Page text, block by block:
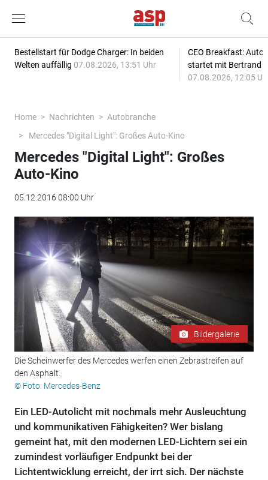
Bestellstart für Dodge Charger: In beiden
Welten auffällig 07.08.2026, 13:51 Uhr
CEO Breakfast:
startet mit Bertrand
07.08.2026, 12:05
Home Nachrichten
Autobranche
Mercedes "Digital Light": Großes Auto-Kino
Mercedes "Digital Light": Großes
Auto-Kino
05.12.2016 08:00 Uhr
Bildergalerie
Die Scheinwerfer des Mercedes werfen einen Zebrastreifen auf
den Asphalt.
© Foto: Mercedes-Benz
Ein LED-Autolicht mit nochmals mehr Ausleuchtung
und kommunikativen Fähigkeiten? Wer bislang
gemeint hat, mit den modernen LED-Lichtern sei ein
zumindest vorläufiger Endpunkt bei der
Lichtentwicklung erreicht, der irrt sich. Der nächste